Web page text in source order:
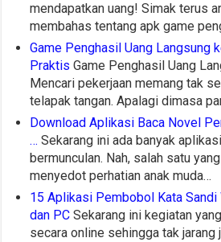
mendapatkan uang! Simak terus
membahas tentang apk game
Game Penghasil Uang Langsung
Praktis Game Penghasil Uang
Mencari pekerjaan memang tak
telapak tangan. Apalagi dimasa
Download Aplikasi Baca Novel
… Sekarang ini ada banyak
bermunculan. Nah, salah satu
menyedot perhatian anak muda…
15 Aplikasi Pembobol Kata Sandi
dan PC Sekarang ini kegiatan
secara online sehingga tak